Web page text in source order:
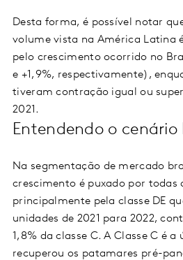
Desta forma, é possível notar
volume vista na América Latina
pelo crescimento ocorrido no
e +1,9%, respectivamente),
tiveram contração igual ou
2021.
Entendendo o cenário
Na segmentação de mercado
crescimento é puxado por todas
principalmente pela classe DE
unidades de 2021 para 2022,
1,8% da classe C. A Classe C é
recuperou os patamares pré-